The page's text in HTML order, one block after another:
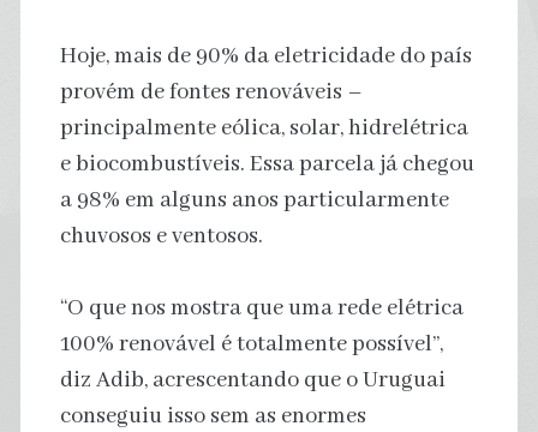
Hoje, mais de 90% da eletricidade do país
provém de fontes renováveis ​​–
principalmente eólica, solar, hidrelétrica
e biocombustíveis. Essa parcela já chegou
a 98% em alguns anos particularmente
chuvosos e ventosos.
“O que nos mostra que uma rede elétrica
100% renovável é totalmente possível”,
diz Adib, acrescentando que o Uruguai
conseguiu isso sem as enormes